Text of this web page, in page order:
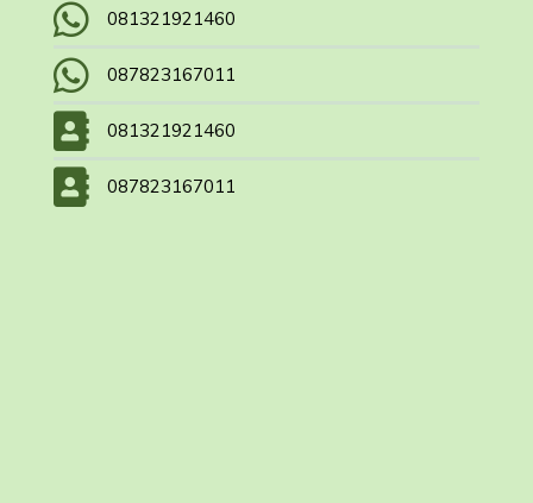
081321921460
087823167011
081321921460
087823167011